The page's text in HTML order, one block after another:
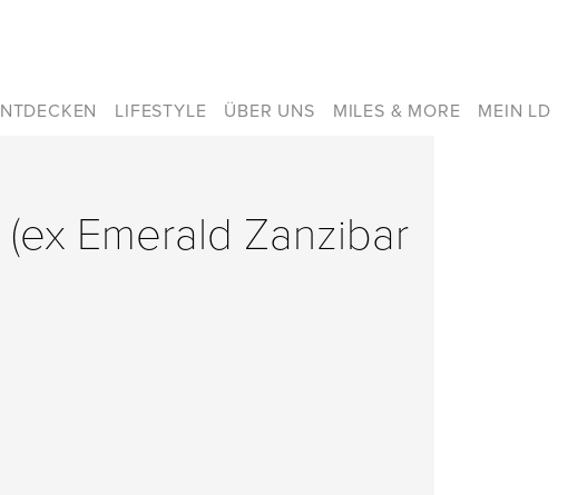
LIFESTYLE ÜBER UNS MILES & MORE MEIN LD
Emerald Zanzibar